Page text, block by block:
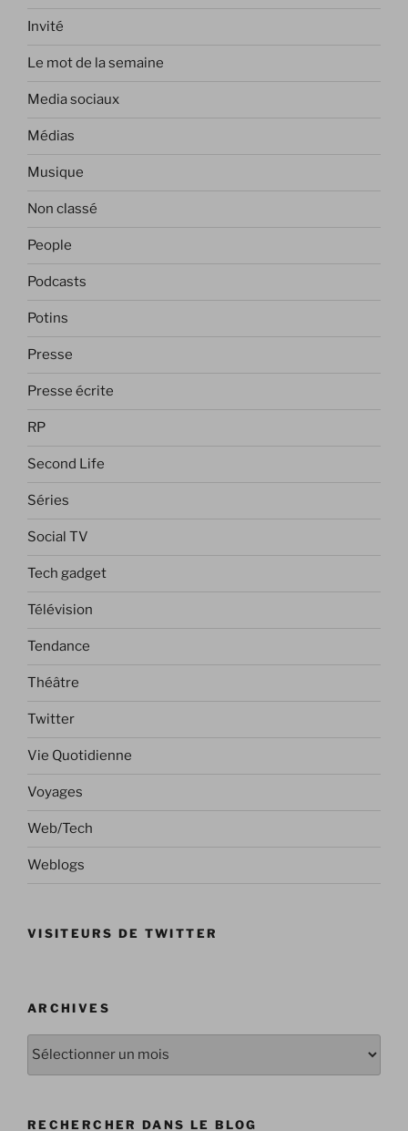
Invité
Le mot de la semaine
Media sociaux
Médias
Musique
Non classé
People
Podcasts
Potins
Presse
Presse écrite
RP
Second Life
Séries
Social TV
Tech gadget
Télévision
Tendance
Théâtre
Twitter
Vie Quotidienne
Voyages
Web/Tech
Weblogs
VISITEURS DE TWITTER
ARCHIVES
Archives
RECHERCHER DANS LE BLOG